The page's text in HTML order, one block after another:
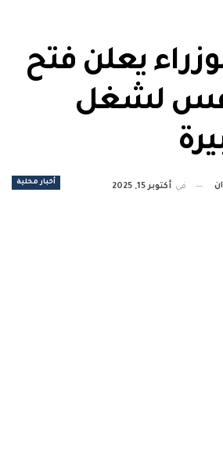
يعلن فتح
لشغل
أخبار محلية في أكتوبر 15, 2025